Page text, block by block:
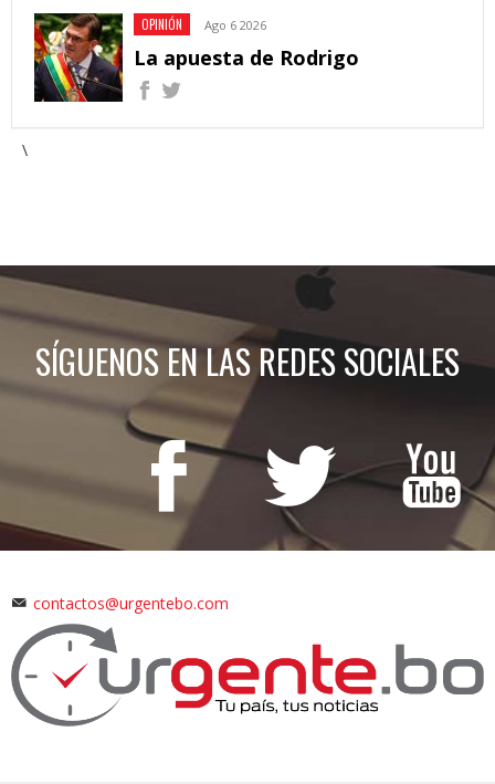
OPINIÓN Ago 6 2026
La apuesta de Rodrigo
\
SÍGUENOS EN LAS REDES SOCIALES
contactos@urgentebo.com